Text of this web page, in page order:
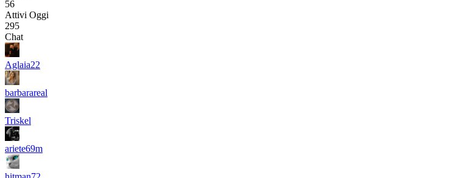
56
Attivi Oggi
295
Chat
Aglaia22
barbarareal
Triskel
ariete69m